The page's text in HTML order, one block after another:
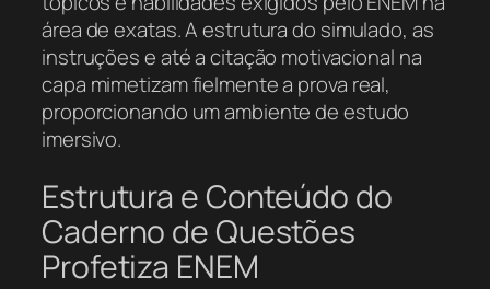
área de exatas. A estrutura do simulado, as
instruções e até a citação motivacional na
capa mimetizam fielmente a prova real,
proporcionando um ambiente de estudo
imersivo.
Estrutura e Conteúdo do
Caderno de Questões
Profetiza ENEM